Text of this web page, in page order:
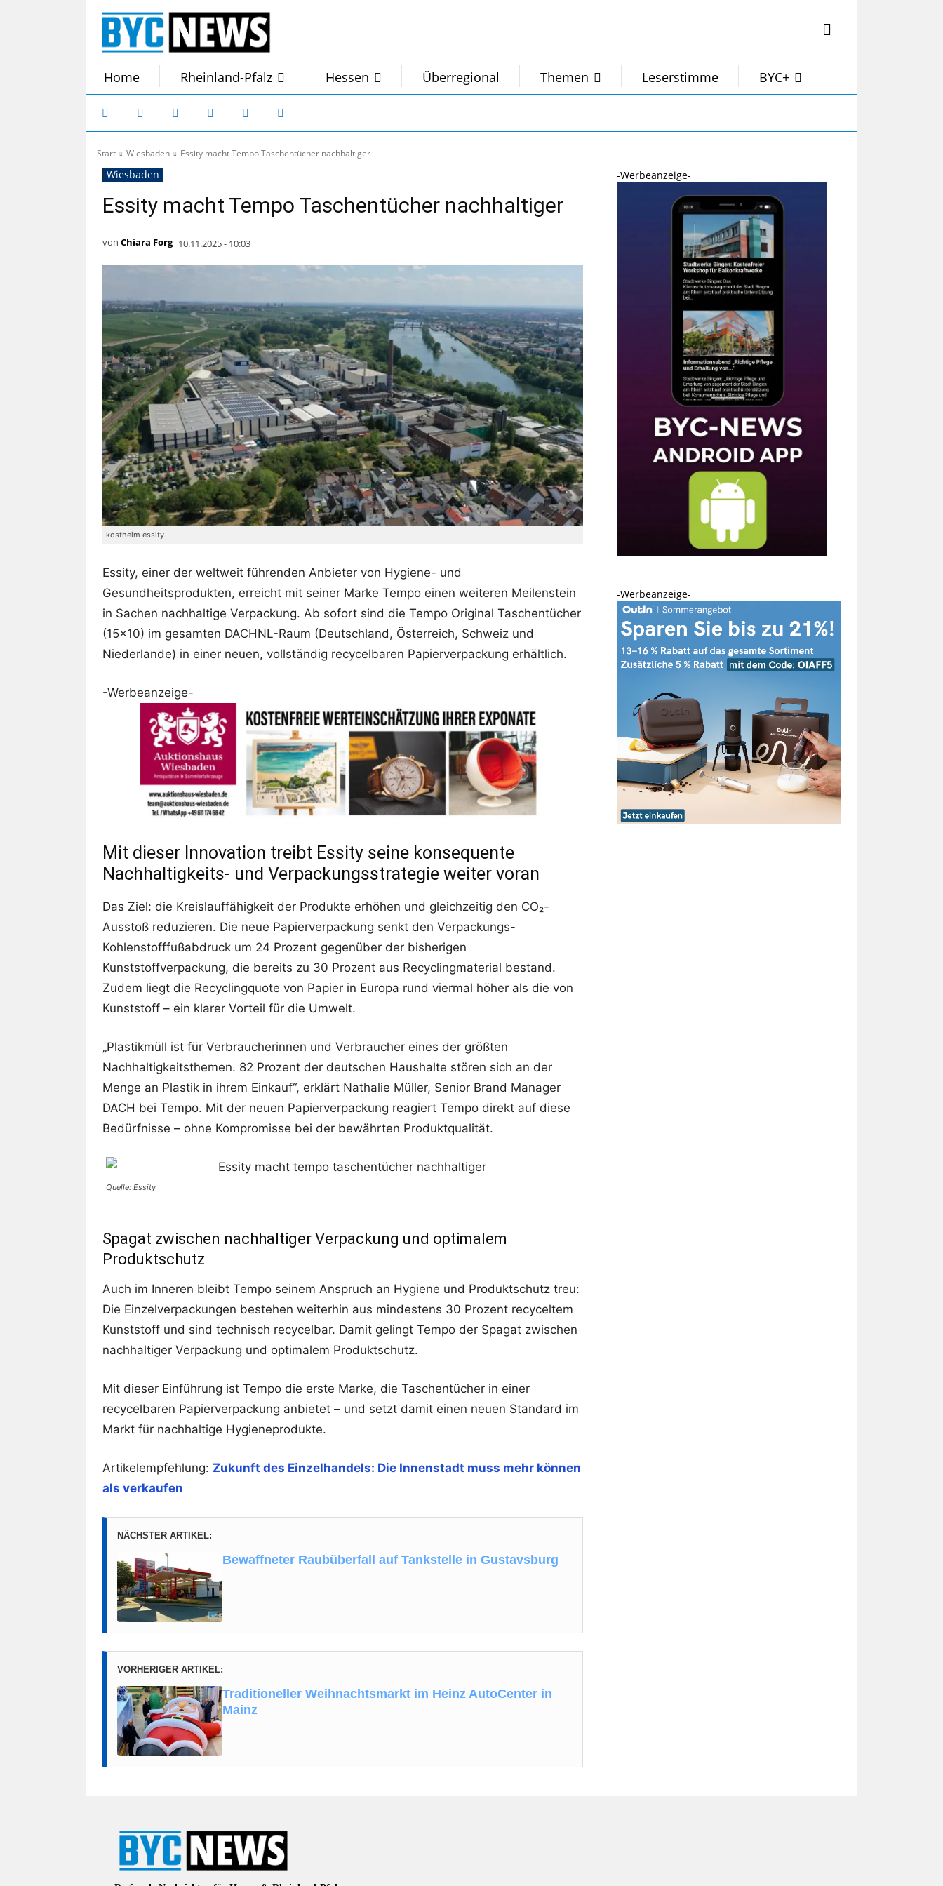
Home Rheinland-Pfalz Hessen Überregional Themen Leserstimme BYC+
Start Wiesbaden Essity macht Tempo Taschentücher nachhaltiger
Wiesbaden
Essity macht Tempo Taschentücher nachhaltiger
von Chiara Forg 10.11.2025 - 10:03
kostheim essity
Essity, einer der weltweit führenden Anbieter von Hygiene- und
Gesundheitsprodukten, erreicht mit seiner Marke Tempo einen weiteren Meilenstein
in Sachen nachhaltige Verpackung. Ab sofort sind die Tempo Original Taschentücher
(15×10) im gesamten DACHNL-Raum (Deutschland, Österreich, Schweiz und
Niederlande) in einer neuen, vollständig recycelbaren Papierverpackung erhältlich.
-Werbeanzeige-
Mit dieser Innovation treibt Essity seine konsequente
Nachhaltigkeits- und Verpackungsstrategie weiter voran
Das Ziel: die Kreislauffähigkeit der Produkte erhöhen und gleichzeitig den CO₂-
Ausstoß reduzieren. Die neue Papierverpackung senkt den Verpackungs-
Kohlenstofffußabdruck um 24 Prozent gegenüber der bisherigen
Kunststoffverpackung, die bereits zu 30 Prozent aus Recyclingmaterial bestand.
Zudem liegt die Recyclingquote von Papier in Europa rund viermal höher als die von
Kunststoff – ein klarer Vorteil für die Umwelt.
„Plastikmüll ist für Verbraucherinnen und Verbraucher eines der größten
Nachhaltigkeitsthemen. 82 Prozent der deutschen Haushalte stören sich an der
Menge an Plastik in ihrem Einkauf“, erklärt Nathalie Müller, Senior Brand Manager
DACH bei Tempo. Mit der neuen Papierverpackung reagiert Tempo direkt auf diese
Bedürfnisse – ohne Kompromisse bei der bewährten Produktqualität.
Quelle: Essity
Spagat zwischen nachhaltiger Verpackung und optimalem
Produktschutz
Auch im Inneren bleibt Tempo seinem Anspruch an Hygiene und Produktschutz treu:
Die Einzelverpackungen bestehen weiterhin aus mindestens 30 Prozent recyceltem
Kunststoff und sind technisch recycelbar. Damit gelingt Tempo der Spagat zwischen
nachhaltiger Verpackung und optimalem Produktschutz.
Mit dieser Einführung ist Tempo die erste Marke, die Taschentücher in einer
recycelbaren Papierverpackung anbietet – und setzt damit einen neuen Standard im
Markt für nachhaltige Hygieneprodukte.
Artikelempfehlung: Zukunft des Einzelhandels: Die Innenstadt muss mehr können
als verkaufen
NÄCHSTER ARTIKEL:
Bewaffneter Raubüberfall auf Tankstelle in Gustavsburg
VORHERIGER ARTIKEL:
Traditioneller Weihnachtsmarkt im Heinz AutoCenter in
Mainz
-Werbeanzeige-
-Werbeanzeige-